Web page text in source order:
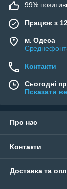
99%
Працює з
м. Одеса
Контакти
Сьогодні
Показати
Про нас
Контакти
Доставка та